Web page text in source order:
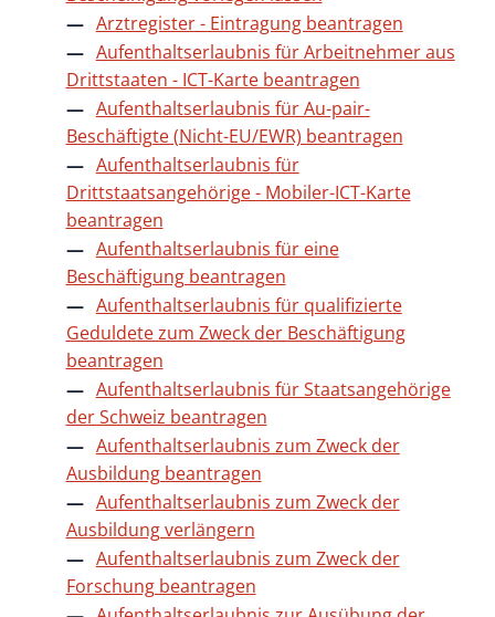
Arztregister - Eintragung beantragen
Aufenthaltserlaubnis für Arbeitnehmer aus
Drittstaaten - ICT-Karte beantragen
Aufenthaltserlaubnis für Au-pair-
Beschäftigte (Nicht-EU/EWR) beantragen
Aufenthaltserlaubnis für
Drittstaatsangehörige - Mobiler-ICT-Karte
beantragen
Aufenthaltserlaubnis für eine
Beschäftigung beantragen
Aufenthaltserlaubnis für qualifizierte
Geduldete zum Zweck der Beschäftigung
beantragen
Aufenthaltserlaubnis für Staatsangehörige
der Schweiz beantragen
Aufenthaltserlaubnis zum Zweck der
Ausbildung beantragen
Aufenthaltserlaubnis zum Zweck der
Ausbildung verlängern
Aufenthaltserlaubnis zum Zweck der
Forschung beantragen